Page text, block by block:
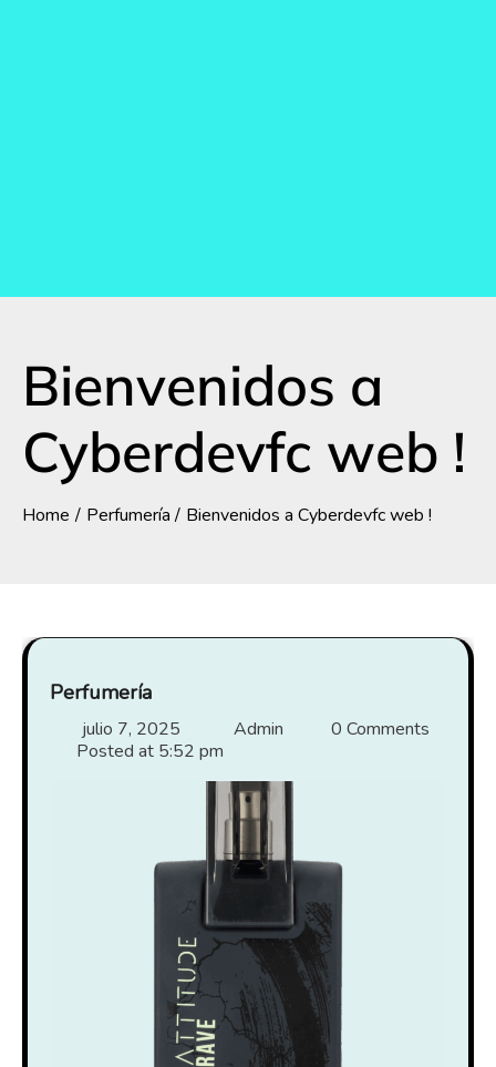
Bienvenidos a
Cyberdevfc web !
Home Perfumería Bienvenidos a Cyberdevfc web !
Perfumería
julio 7, 2025 Admin
0 Comments
Posted at 5:52 pm